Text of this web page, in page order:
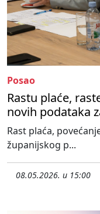
Posao
Rastu plaće,
novih podataka
Rast plaća,
županijskog p...
08.05.2026. u 15:00